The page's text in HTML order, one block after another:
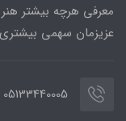
معرفی هرچه بیشتر
عزیزمان سهمی بیشتری
05133440005